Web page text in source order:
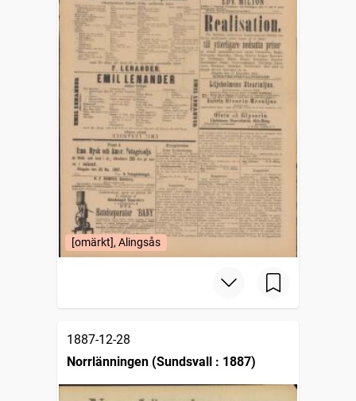
[omärkt], Alingsås
1887-12-28
Norrlänningen (Sundsvall : 1887)